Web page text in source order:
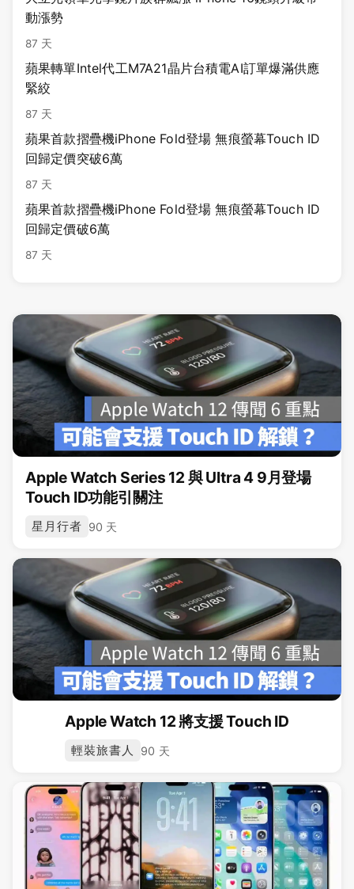
動漲勢
87 天
蘋果轉單Intel代工M7A21晶片台積電AI訂單爆滿供應
緊絞
87 天
蘋果首款摺疊機iPhone Fold登場 無痕螢幕Touch ID
回歸定價突破6萬
87 天
蘋果首款摺疊機iPhone Fold登場 無痕螢幕Touch ID
回歸定價破6萬
87 天
Apple Watch Series 12 與 Ultra 4 9月登場
Touch ID功能引關注
星月行者 90 天
Apple Watch 12 將支援 Touch ID
輕裝旅書人 90 天